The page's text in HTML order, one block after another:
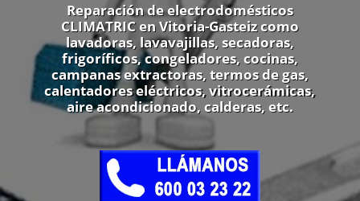
Reparación de electrodomésticos
CLIMATRIC en Vitoria-Gasteiz como
lavadoras, lavavajillas, secadoras,
frigoríficos, congeladores, cocinas,
campanas extractoras, termos de gas,
calentadores eléctricos, vitrocerámicas,
aire acondicionado, calderas, etc.